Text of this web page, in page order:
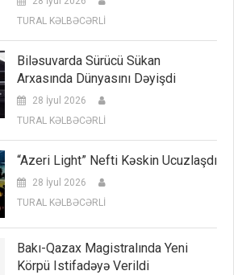
TURAL KƏLBƏCƏRLİ
Biləsuvarda Sürücü Sükan
Arxasında Dünyasını Dəyişdi
28 İyul 2026
TURAL KƏLBƏCƏRLİ
“Azeri Light” Nefti Kəskin Ucuzlaşdı
28 İyul 2026
TURAL KƏLBƏCƏRLİ
Bakı-Qazax Magistralında Yeni
Körpü Istifadəyə Verildi